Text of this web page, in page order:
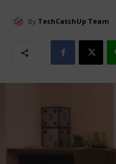
By TechCatchUp Team